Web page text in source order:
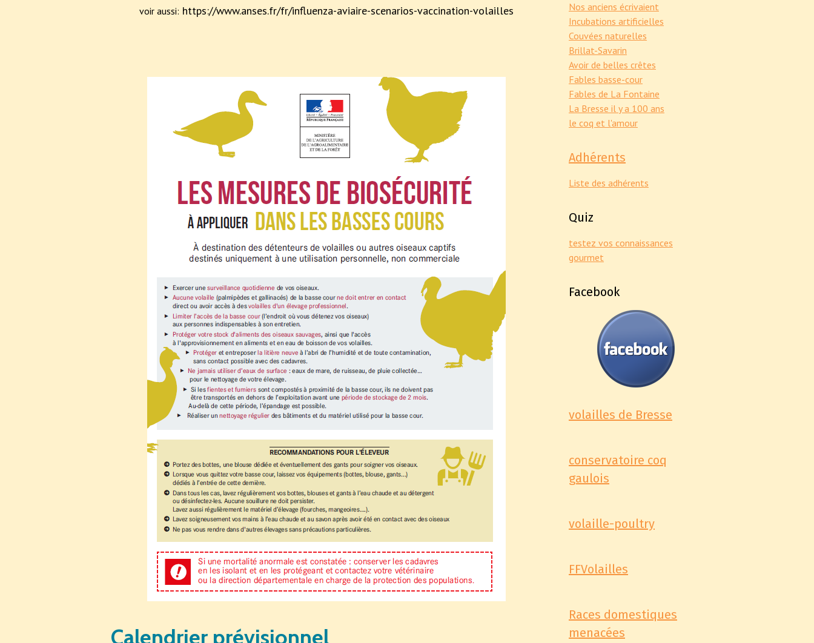
voir aussi: https://www.anses.fr/fr/influenza-aviaire-scenarios-vaccination-volailles
Calendrier prévisionnel
Nos anciens écrivaient
Incubations artificielles
Couvées naturelles
Brillat-Savarin
Avoir de belles crêtes
Fables basse-cour
Fables de La Fontaine
La Bresse il y a 100 ans
le coq et l'amour
Adhérents
Liste des adhérents
Quiz
testez vos connaissances
gourmet
Facebook
volailles de Bresse
conservatoire coq
gaulois
volaille-poultry
FFVolailles
Races domestiques
menacées